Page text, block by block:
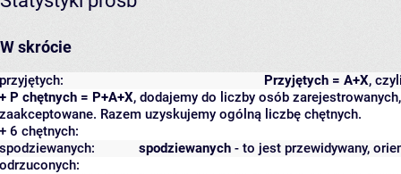
W skrócie
Przyjętych = A+X,
przyjętych:
+ P chętnych = P+A+X, dodajemy do liczby osób
zaakceptowane. Razem uzyskujemy ogólną liczbę chętnych.
+ 6 chętnych:
spodziewanych - to jest przewidywany,
spodziewanych:
odrzuconych: